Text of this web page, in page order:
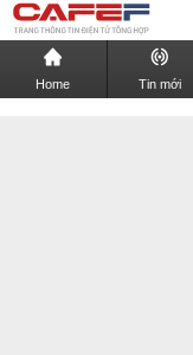
Home Tin mới